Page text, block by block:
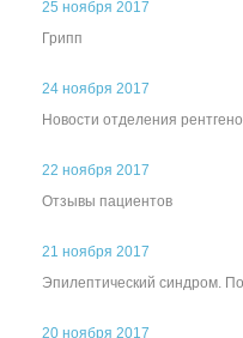
25 ноября 2017
Грипп
24 ноября 2017
Новости отделения
22 ноября 2017
Отзывы пациентов
21 ноября 2017
Эпилептический синдром.
20 ноября 2017